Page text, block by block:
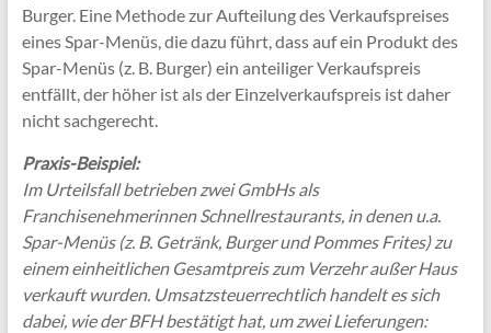
Burger. Eine Methode zur Aufteilung des Verkaufspreises
eines Spar-Menüs, die dazu führt, dass auf ein Produkt des
Spar-Menüs (z. B. Burger) ein anteiliger Verkaufspreis
entfällt, der höher ist als der Einzelverkaufspreis ist daher
nicht sachgerecht.
Praxis-Beispiel:
Im Urteilsfall betrieben zwei GmbHs als
Franchisenehmerinnen Schnellrestaurants, in denen u.a.
Spar-Menüs (z. B. Getränk, Burger und Pommes Frites) zu
einem einheitlichen Gesamtpreis zum Verzehr außer Haus
verkauft wurden. Umsatzsteuerrechtlich handelt es sich
dabei, wie der BFH bestätigt hat, um zwei Lieferungen: